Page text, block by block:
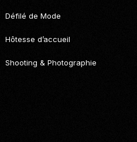
Défilé de Mode
Hôtesse d’accueil
Shooting & Photographie